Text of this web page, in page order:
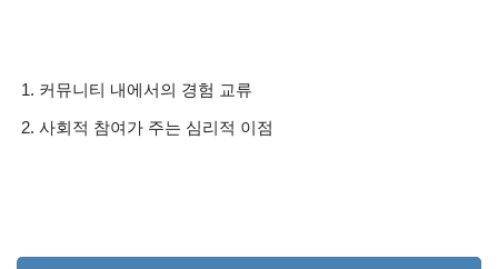
커뮤니티 내에서의 경험 교류
사회적 참여가 주는 심리적 이점